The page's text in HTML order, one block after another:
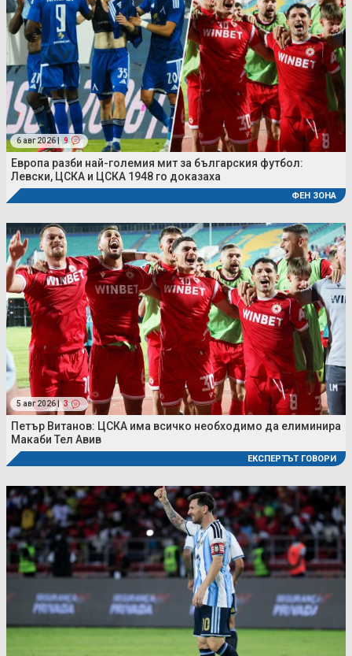
6 авг 2026 | 9
Европа разби най-големия мит за българския футбол:
Левски, ЦСКА и ЦСКА 1948 го доказаха
ФЕН ЗОНА
5 авг 2026 | 3
Петър Витанов: ЦСКА има всичко необходимо да елиминира
Макаби Тел Авив
ЕКСПЕРТЪТ ГОВОРИ